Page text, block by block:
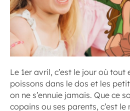
Le 1er avril, c’est le jour où tout
poissons dans le dos et les
on ne s’ennuie jamais. Que ce
copains ou ses parents, c’est